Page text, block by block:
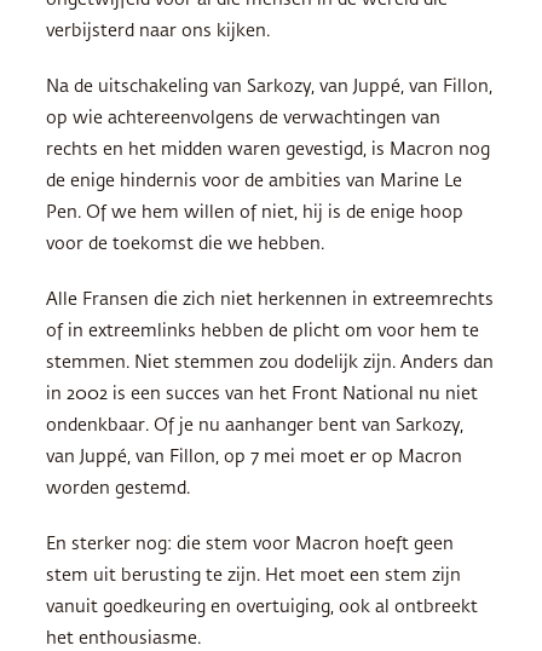
verbijsterd naar ons kijken.
Na de uitschakeling van Sarkozy, van Juppé, van Fillon,
op wie achtereenvolgens de verwachtingen van
rechts en het midden waren gevestigd, is Macron nog
de enige hindernis voor de ambities van Marine Le
Pen. Of we hem willen of niet, hij is de enige hoop
voor de toekomst die we hebben.
Alle Fransen die zich niet herkennen in extreemrechts
of in extreemlinks hebben de plicht om voor hem te
stemmen. Niet stemmen zou dodelijk zijn. Anders dan
in 2002 is een succes van het Front National nu niet
ondenkbaar. Of je nu aanhanger bent van Sarkozy,
van Juppé, van Fillon, op 7 mei moet er op Macron
worden gestemd.
En sterker nog: die stem voor Macron hoeft geen
stem uit berusting te zijn. Het moet een stem zijn
vanuit goedkeuring en overtuiging, ook al ontbreekt
het enthousiasme.